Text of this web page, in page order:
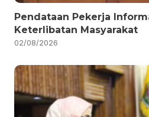
Pendataan Pekerja
Keterlibatan Masyarakat
02/08/2026